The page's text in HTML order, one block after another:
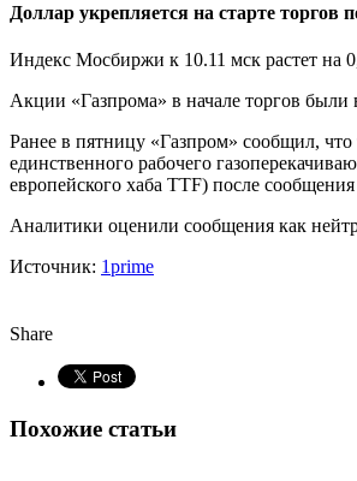
Доллар укрепляется на старте торгов
Индекс Мосбиржи к 10.11 мск растет на
Акции «Газпрома» в начале торгов
Ранее в пятницу «Газпром» сообщил, что
единственного рабочего
европейского хаба TTF) после
Аналитики оценили сообщения как
Источник: 1prime
Share
Похожие статьи